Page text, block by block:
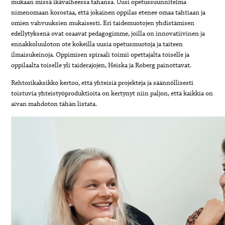
mukaan missä ikävaiheessa tahansa. Uusi opetussuunnitelma
nimenomaan korostaa, että jokainen oppilas etenee omaa tahtiaan ja
omien vahvuuksien mukaisesti. Eri taidemuotojen yhdistämisen
edellytyksenä ovat osaavat pedagogimme, joilla on innovatiivinen ja
ennakkoluuloton ote kokeilla uusia opetusmuotoja ja taiteen
ilmaisukeinoja. Oppimisen spiraali toimii opettajalta toiselle ja
oppilaalta toiselle yli taiderajojen, Heiska ja Roberg painottavat.
Rehtorikaksikko kertoo, että yhteisiä projekteja ja säännöllisesti
toistuvia yhteistyöproduktioita on kertynyt niin paljon, että kaikkia on
aivan mahdoton tähän listata.